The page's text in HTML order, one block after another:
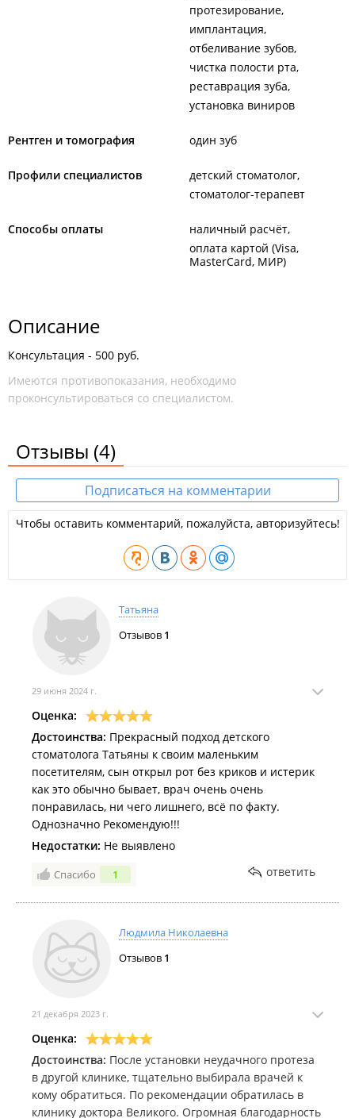
протезирование
имплантация
отбеливание зубов
чистка полости рта
реставрация зуба
установка виниров
Рентген и томография один зуб
Профили специалистов
детский стоматолог
стоматолог-терапевт
Способы оплаты
наличный расчёт
оплата картой (Visa,
MasterCard, МИР)
Описание
Консультация - 500 руб.
Имеются противопоказания, необходимо
проконсультироваться со специалистом.
Отзывы (4)
Подписаться на комментарии
Чтобы оставить комментарий, пожалуйста, авторизуйтесь!
Татьяна
Отзывов 1
29 июня 2024 г.
Оценка:
Достоинства: Прекрасный подход детского
стоматолога Татьяны к своим маленьким
посетителям, сын открыл рот без криков и истерик
как это обычно бывает, врач очень очень
понравилась, ни чего лишнего, всё по факту.
Однозначно Рекомендую!!!
Недостатки: Не выявлено
Спасибо 1 ответить
Людмила Николаевна
Отзывов 1
21 декабря 2023 г.
Оценка:
Достоинства: После установки неудачного протеза
в другой клинике, тщательно выбирала врачей к
кому обратиться. По рекомендации обратилась в
клинику доктора Великого. Огромная благодарность